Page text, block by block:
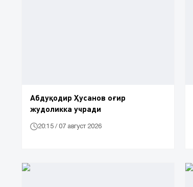
Абдуқодир Ҳусанов оғир
жудоликка учради
20:15 / 07 август 2026